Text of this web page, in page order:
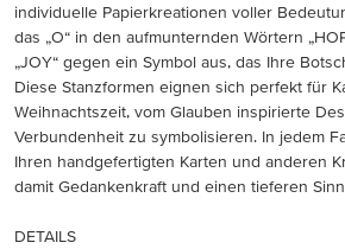
individuelle Papierkreationen voller
das „O“ in den aufmunternden Wörtern
„JOY“ gegen ein Symbol aus, das Ihre
Diese Stanzformen eignen sich perfekt für
Weihnachtszeit, vom Glauben inspirierte
Verbundenheit zu symbolisieren. In jedem
Ihren handgefertigten Karten und anderen
damit Gedankenkraft und einen tieferen
DETAILS